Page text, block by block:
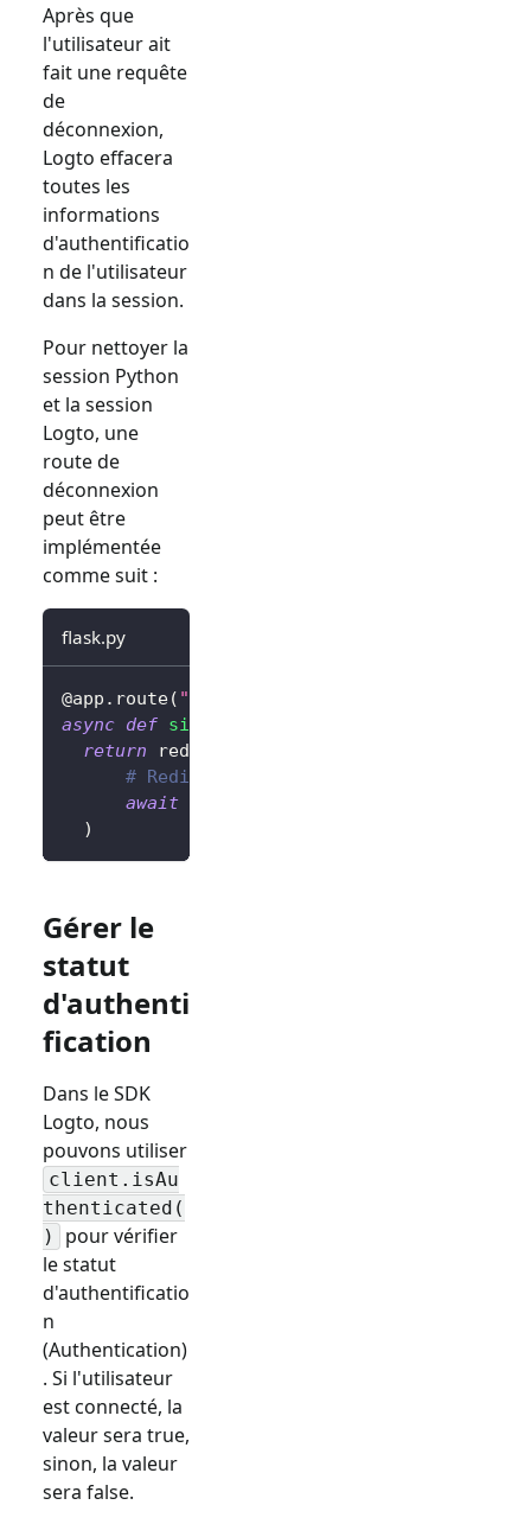
Après que
l'utilisateur ait
fait une requête
de
déconnexion,
Logto effacera
toutes les
informations
d'authentificatio
n de l'utilisateur
dans la session.
Pour nettoyer la
session Python
et la session
Logto, une
route de
déconnexion
peut être
implémentée
comme suit :
flask.py
@app . route( "/sign-out"
async def sign_out
return redirect
# Redirigez l'utilisateur vers la page
await
)
Gérer le
statut
d'authenti
fication
Dans le SDK
Logto, nous
pouvons utiliser
client.isAu
thenticated(
)
pour vérifier
le statut
d'authentificatio
n
(Authentication)
. Si l'utilisateur
est connecté, la
valeur sera true,
sinon, la valeur
sera false.